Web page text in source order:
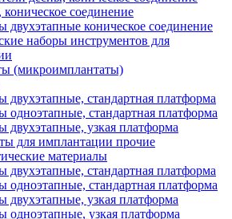
соединение
двухэтапные коническое соединение
наборы инструментов для
(микроимплантаты)
двухэтапные, стандартная платформа
одноэтапные, стандартная платформа
двухэтапные, узкая платформа
для имплантации прочие
материалы
двухэтапные, стандартная платформа
одноэтапные, стандартная платформа
двухэтапные, узкая платформа
одноэтапные, узкая платформа